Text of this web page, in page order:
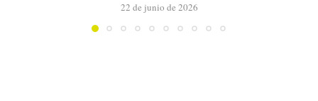
22 de junio de 2026